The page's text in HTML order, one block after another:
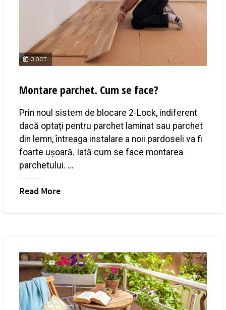
3 OCT.
Montare parchet. Cum se face?
Prin noul sistem de blocare 2-Lock, indiferent
dacă optați pentru parchet laminat sau parchet
din lemn, întreaga instalare a noii pardoseli va fi
foarte ușoară. Iată cum se face montarea
parchetului. ...
Read More